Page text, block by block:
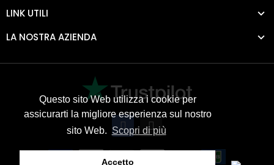
Questo sito Web utilizza i cookie per
assicurarti la migliore esperienza sul nostro
sito Web. Scopri di più
Accetto
LINK UTILI
LA NOSTRA AZIENDA